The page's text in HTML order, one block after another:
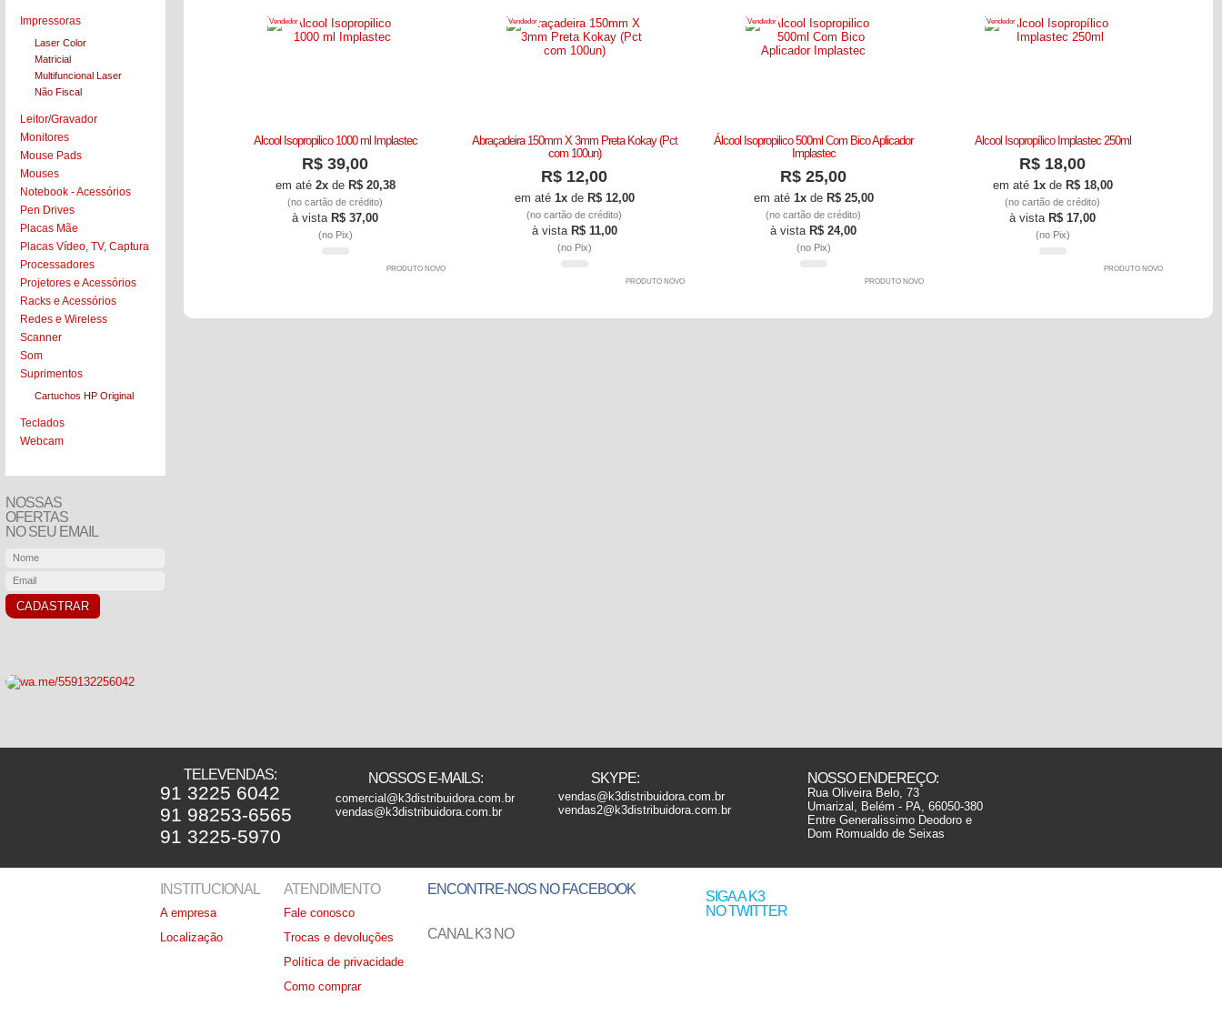
Impressoras
Laser Color
Matricial
Multifuncional Laser
Não Fiscal
Leitor/Gravador
Monitores
Mouse Pads
Mouses
Notebook - Acessórios
Pen Drives
Placas Mãe
Placas Vídeo, TV, Captura
Processadores
Projetores e Acessórios
Racks e Acessórios
Redes e Wireless
Scanner
Som
Suprimentos
Cartuchos HP Original
Teclados
Webcam
NOSSAS
OFERTAS
NO SEU EMAIL
CADASTRAR
Vendedor
Alcool Isopropilico 1000 ml Implastec
R$ 39,00
em até 2xde R$ 20,38
(no cartão de crédito)
à vista R$ 37,00
(no Pix)
PRODUTO NOVO
Vendedor
Abraçadeira 150mm X 3mm Preta Kokay (Pct
com 100un)
R$ 12,00
em até 1xde R$ 12,00
(no cartão de crédito)
à vista R$ 11,00
(no Pix)
PRODUTO NOVO
Vendedor
Álcool Isopropilico 500ml Com Bico Aplicador
Implastec
R$ 25,00
em até 1xde R$ 25,00
(no cartão de crédito)
à vista R$ 24,00
(no Pix)
PRODUTO NOVO
Vendedor
Alcool Isopropílico Implastec 250ml
R$ 18,00
em até 1xde R$ 18,00
(no cartão de crédito)
à vista R$ 17,00
(no Pix)
PRODUTO NOVO
TELEVENDAS:
91 3225 6042
91 98253-6565
91 3225-5970
NOSSOS E-MAILS:
comercial@k3distribuidora.com.br
vendas@k3distribuidora.com.br
SKYPE:
vendas@k3distribuidora.com.br
vendas2@k3distribuidora.com.br
NOSSO ENDEREÇO:
Rua Oliveira Belo, 73
Umarizal, Belém - PA, 66050-380
Entre Generalissimo Deodoro e
Dom Romualdo de Seixas
INSTITUCIONAL
A empresa
Localização
ATENDIMENTO
Fale conosco
Trocas e devoluções
Política de privacidade
Como comprar
SIGA A K3
NO TWITTER
ENCONTRE-NOS NO FACEBOOK
CANAL K3 NO